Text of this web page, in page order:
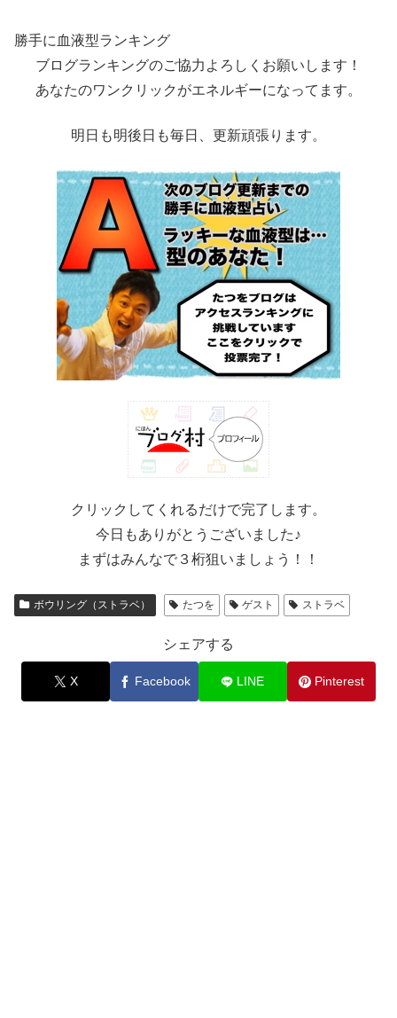
勝手に血液型ランキング
ブログランキングのご協力よろしくお願いします！
あなたのワンクリックがエネルギーになってます。
明日も明後日も毎日、更新頑張ります。
クリックしてくれるだけで完了します。
今日もありがとうございました♪
まずはみんなで３桁狙いましょう！！
ボウリング（ストラベ） たつを ゲスト ストラベ
シェアする
X Facebook LINE Pinterest